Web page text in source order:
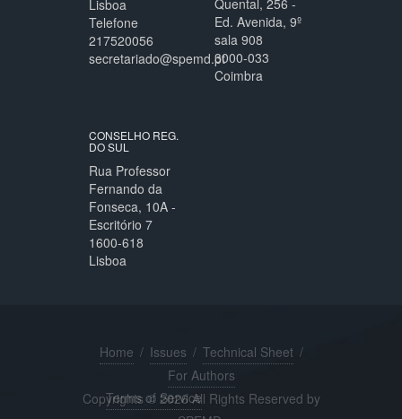
Lisboa
Telefone
217520056
secretariado@spemd.pt
Quental, 256 -
Ed. Avenida, 9º
sala 908
3000-033
Coimbra
CONSELHO REG.
DO SUL
Rua Professor
Fernando da
Fonseca, 10A -
Escritório 7
1600-618
Lisboa
Home / Issues / Technical Sheet /
For Authors
Copyrights © 2026 All Rights Reserved by
Terms of Service